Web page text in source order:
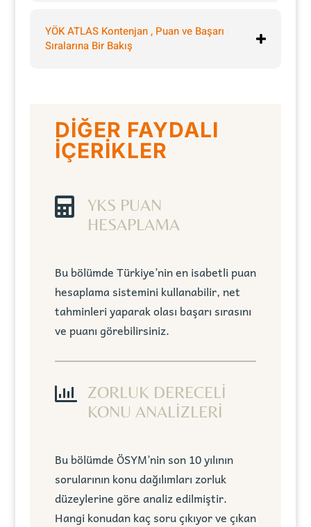
YÖK ATLAS Kontenjan , Puan ve Başarı
Sıralarına Bir Bakış
DİĞER FAYDALI
İÇERİKLER

YKS PUAN
HESAPLAMA
Bu bölümde Türkiye’nin en isabetli puan
hesaplama sistemini kullanabilir, net
tahminleri yaparak olası başarı sırasını
ve puanı görebilirsiniz.

ZORLUK DERECELİ
KONU ANALİZLERİ
Bu bölümde ÖSYM’nin son 10 yılının
sorularının konu dağılımları zorluk
düzeylerine göre analiz edilmiştir.
Hangi konudan kaç soru çıkıyor ve çıkan